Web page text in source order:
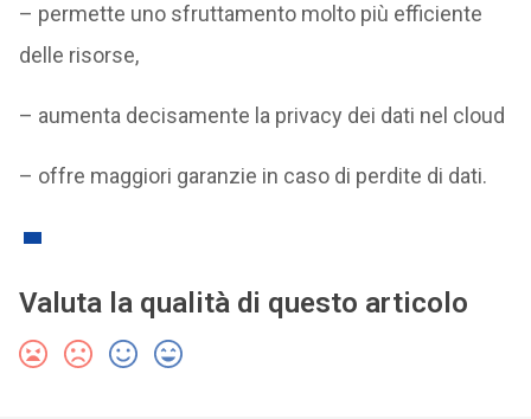
– permette uno sfruttamento molto più efficiente
delle risorse,
– aumenta decisamente la privacy dei dati nel cloud
– offre maggiori garanzie in caso di perdite di dati.
Valuta la qualità di questo articolo